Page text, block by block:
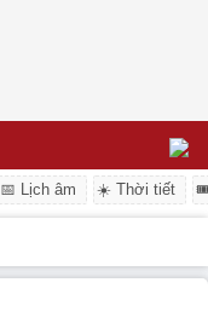
📅 Lịch âm ☀️ Thời tiết